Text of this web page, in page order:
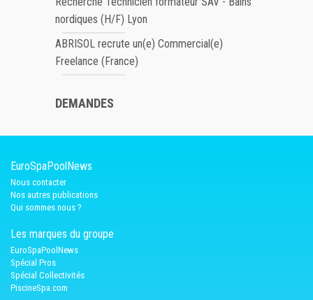
nordiques (H/F) Lyon
ABRISOL recrute un(e) Commercial(e)
Freelance (France)
DEMANDES
EuroSpaPoolNews
Nous contacter
Nos autres publications
Qui sommes nous ?
Les marques du groupe
EuroSpaPoolNews
Spécial Pros
Spécial Collectivités
PiscineSpa.com